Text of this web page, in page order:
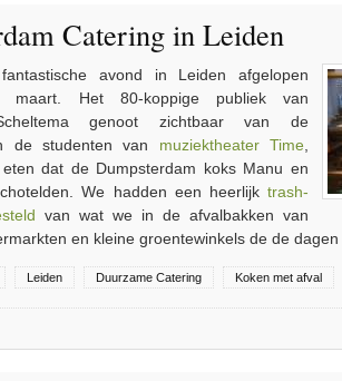
Catering in Leiden
avond in Leiden afgelopen
maart. Het 80-koppige publiek van
genoot zichtbaar van de
de studenten van muziektheater Time
dat de Dumpsterdam koks Manu en
We hadden een heerlijk trash-
van wat we in de afvalbakken van
en kleine groentewinkels de de
Leiden Duurzame Catering Koken met afval